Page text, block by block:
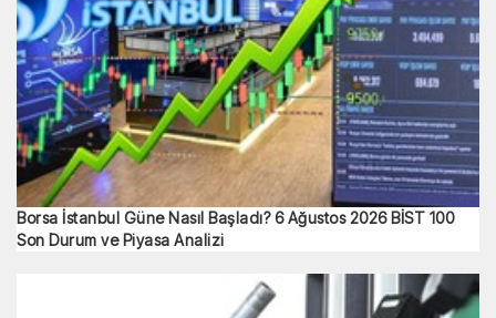
Borsa İstanbul Güne Nasıl Başladı? 6 Ağustos 2026 BİST 100
Son Durum ve Piyasa Analizi